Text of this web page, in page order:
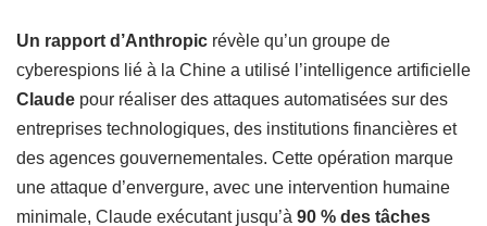
Un rapport d’Anthropic révèle qu’un groupe de
cyberespions lié à la Chine a utilisé l’intelligence artificielle
Claude pour réaliser des attaques automatisées sur des
entreprises technologiques, des institutions financières et
des agences gouvernementales. Cette opération marque
une attaque d’envergure, avec une intervention humaine
minimale, Claude exécutant jusqu’à 90 % des tâches